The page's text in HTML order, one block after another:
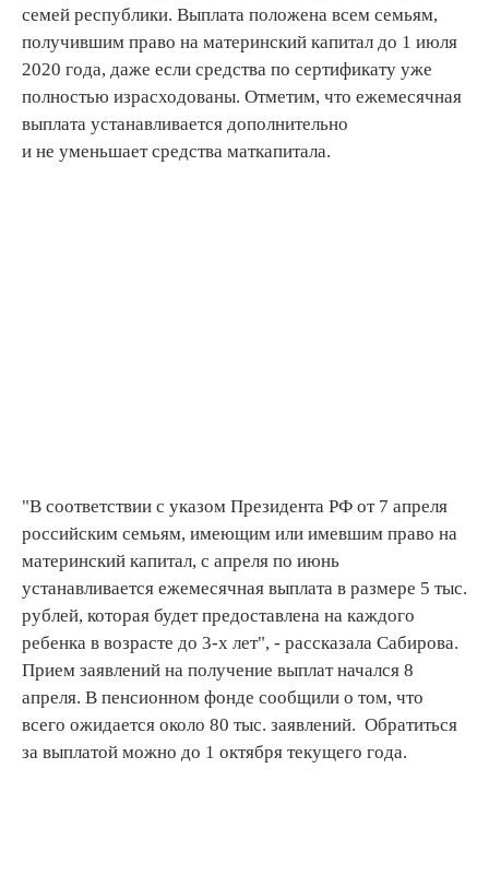
семей республики. Выплата положена всем семьям,
получившим право на материнский капитал до 1 июля
2020 года, даже если средства по сертификату уже
полностью израсходованы. Отметим, что ежемесячная
выплата устанавливается дополнительно
и не уменьшает средства маткапитала.
"В соответствии с указом Президента РФ от 7 апреля
российским семьям, имеющим или имевшим право на
материнский капитал, с апреля по июнь
устанавливается ежемесячная выплата в размере 5 тыс.
рублей, которая будет предоставлена на каждого
ребенка в возрасте до 3-х лет", - рассказала Сабирова.
Прием заявлений на получение выплат начался 8
апреля. В пенсионном фонде сообщили о том, что
всего ожидается около 80 тыс. заявлений. Обратиться
за выплатой можно до 1 октября текущего года.